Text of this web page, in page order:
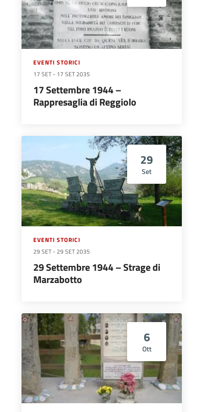
EVENTI STORICI
17 SET - 17 SET 2035
17 Settembre 1944 –
Rappresaglia di Reggiolo
29
Set
EVENTI STORICI
29 SET -29 SET 2035
29 Settembre 1944 – Strage di
Marzabotto
6
Ott